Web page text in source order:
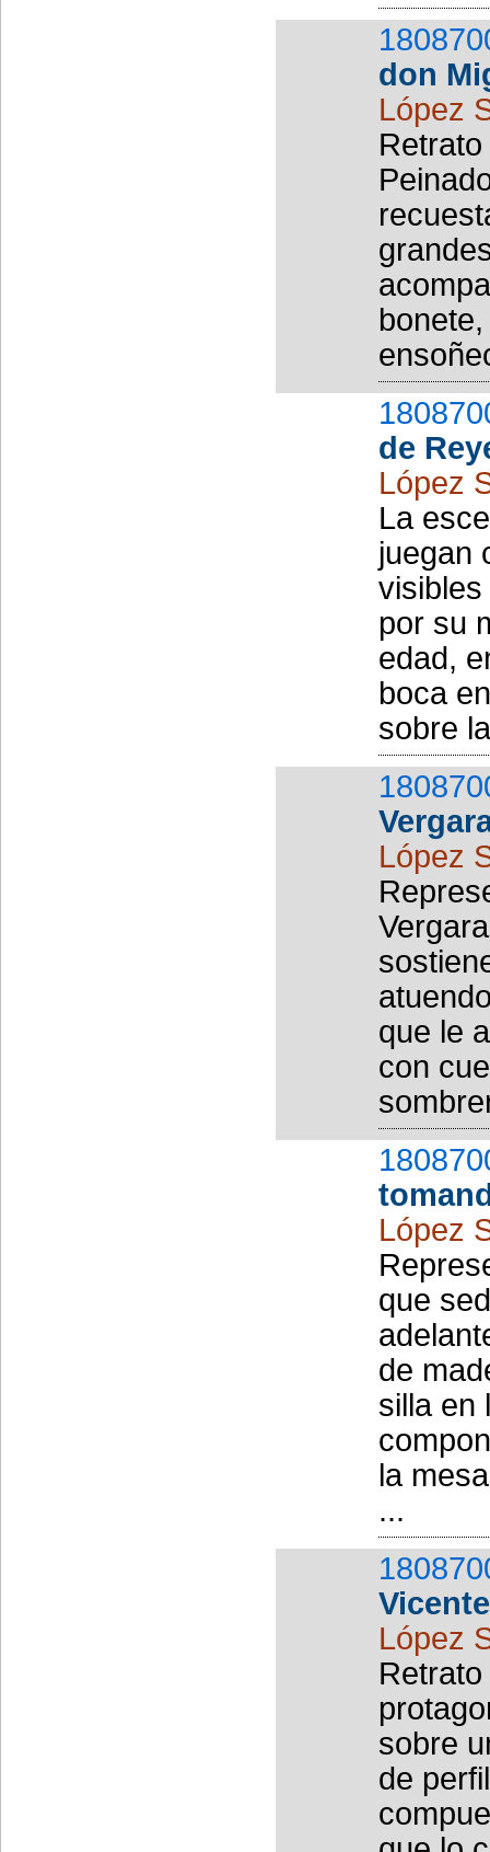
don
López
de
López
La
juegan
por su
edad,
boca
sobre
López
que le
con
López
que
de
silla en
la
...
López
sobre
de